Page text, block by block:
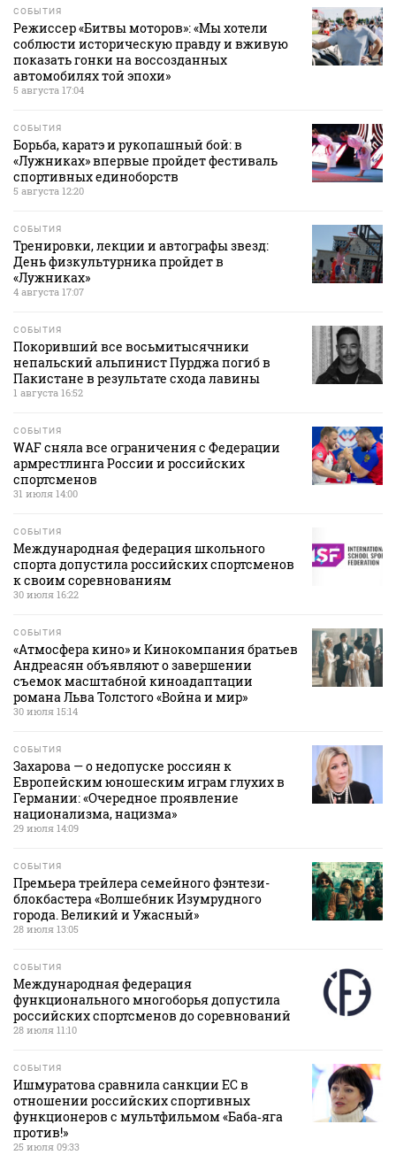
СОБЫТИЯ
Режиссер «Битвы моторов»: «Мы хотели
соблюсти историческую правду и вживую
показать гонки на воссозданных
автомобилях той эпохи»
5 августа 17:04
СОБЫТИЯ
Борьба, каратэ и рукопашный бой: в
«Лужниках» впервые пройдет фестиваль
спортивных единоборств
5 августа 12:20
СОБЫТИЯ
Тренировки, лекции и автографы звезд:
День физкультурника пройдет в
«Лужниках»
4 августа 17:07
СОБЫТИЯ
Покоривший все восьмитысячники
непальский альпинист Пурджа погиб в
Пакистане в результате схода лавины
1 августа 16:52
СОБЫТИЯ
WAF сняла все ограничения с Федерации
армрестлинга России и российских
спортсменов
31 июля 14:00
СОБЫТИЯ
Международная федерация школьного
спорта допустила российских спортсменов
к своим соревнованиям
30 июля 16:22
СОБЫТИЯ
«Атмосфера кино» и Кинокомпания братьев
Андреасян объявляют о завершении
съемок масштабной киноадаптации
романа Льва Толстого «Война и мир»
30 июля 15:14
СОБЫТИЯ
Захарова — о недопуске россиян к
Европейским юношеским играм глухих в
Германии: «Очередное проявление
национализма, нацизма»
29 июля 14:09
СОБЫТИЯ
Премьера трейлера семейного фэнтези-
блокбастера «Волшебник Изумрудного
города. Великий и Ужасный»
28 июля 13:05
СОБЫТИЯ
Международная федерация
функционального многоборья допустила
российских спортсменов до соревнований
28 июля 11:10
СОБЫТИЯ
Ишмуратова сравнила санкции ЕС в
отношении российских спортивных
функционеров с мультфильмом «Баба‑яга
против!»
25 июля 09:33